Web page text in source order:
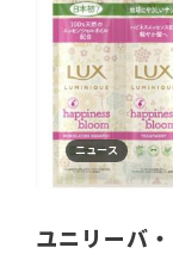
ニュース
ユニリーバ